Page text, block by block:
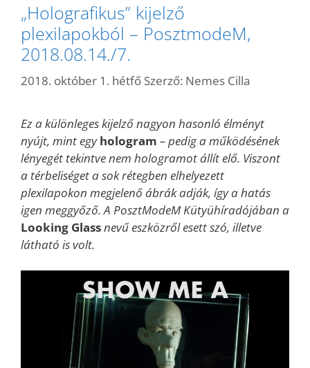
„Holografikus” kijelző
plexilapokból – PosztmodeM,
2018.08.14./7.
2018. október 1. hétfő Szerző: Nemes Cilla
Ez a különleges kijelző nagyon hasonló élményt
nyújt, mint egyhologram – pedig a működésének
lényegét tekintve nem hologramot állít elő. Viszont
a térbeliséget a sok rétegben elhelyezett
plexilapokon megjelenő ábrák adják, így a hatás
igen meggyőző. A PosztModeM Kütyühíradójában a
Looking Glassnevű eszközről esett szó, illetve
látható is volt.